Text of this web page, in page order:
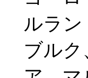
ルラ
ブル